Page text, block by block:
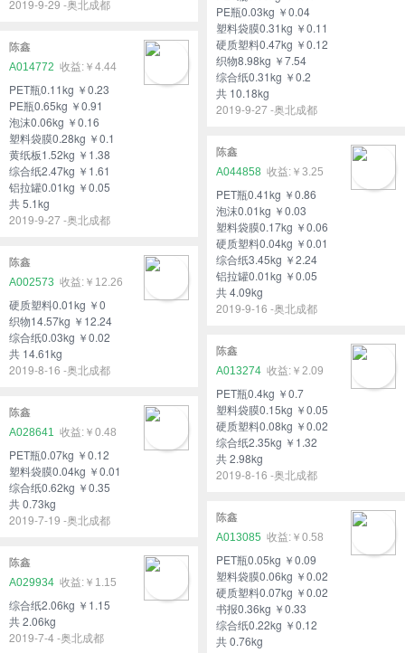
2019-9-29 -奥北成都
PE瓶0.03kg ￥0.04
塑料袋膜0.31kg ￥0.11
硬质塑料0.47kg ￥0.12
织物8.98kg ￥7.54
综合纸0.31kg ￥0.2
共 10.18kg
2019-9-27 -奥北成都
陈鑫
A014772
￥4.44
PET瓶0.11kg ￥0.23
PE瓶0.65kg ￥0.91
泡沫0.06kg ￥0.16
塑料袋膜0.28kg ￥0.1
黄纸板1.52kg ￥1.38
综合纸2.47kg ￥1.61
铝拉罐0.01kg ￥0.05
共 5.1kg
2019-9-27 -奥北成都
陈鑫
A044858
￥3.25
PET瓶0.41kg ￥0.86
泡沫0.01kg ￥0.03
塑料袋膜0.17kg ￥0.06
硬质塑料0.04kg ￥0.01
综合纸3.45kg ￥2.24
铝拉罐0.01kg ￥0.05
共 4.09kg
2019-9-16 -奥北成都
陈鑫
A002573
￥12.26
硬质塑料0.01kg ￥0
织物14.57kg ￥12.24
综合纸0.03kg ￥0.02
共 14.61kg
2019-8-16 -奥北成都
陈鑫
A013274
￥2.09
PET瓶0.4kg ￥0.7
塑料袋膜0.15kg ￥0.05
硬质塑料0.08kg ￥0.02
综合纸2.35kg ￥1.32
共 2.98kg
2019-8-16 -奥北成都
陈鑫
A028641
￥0.48
PET瓶0.07kg ￥0.12
塑料袋膜0.04kg ￥0.01
综合纸0.62kg ￥0.35
共 0.73kg
2019-7-19 -奥北成都
陈鑫
A013085
￥0.58
PET瓶0.05kg ￥0.09
塑料袋膜0.06kg ￥0.02
硬质塑料0.07kg ￥0.02
书报0.36kg ￥0.33
综合纸0.22kg ￥0.12
共 0.76kg
陈鑫
A029934
￥1.15
综合纸2.06kg ￥1.15
共 2.06kg
2019-7-4 -奥北成都